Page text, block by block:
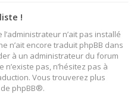
!
n’ait pas installé
n’ait encore traduit phpBB dans
à un administrateur du forum
n’existe pas, n’hésitez pas à
Vous trouverez plus
phpBB®.